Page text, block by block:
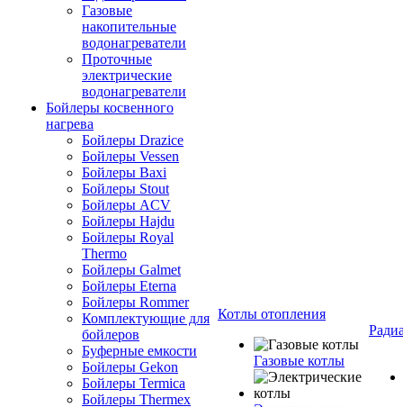
Газовые
накопительные
водонагреватели
Проточные
электрические
водонагреватели
Бойлеры косвенного
нагрева
Бойлеры Drazice
Бойлеры Vessen
Бойлеры Baxi
Бойлеры Stout
Бойлеры ACV
Бойлеры Hajdu
Бойлеры Royal
Thermo
Бойлеры Galmet
Бойлеры Eterna
Бойлеры Rommer
Комплектующие для
бойлеров
Буферные емкости
Бойлеры Gekon
Бойлеры Termica
Бойлеры Thermex
Котлы отопления
Газовые котлы